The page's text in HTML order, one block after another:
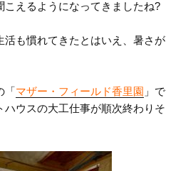
こえるようになってきましたね?
活も慣れてきたとはいえ、暑さが
「マザー・フィールド香里園 」で
ハウスの大工仕事が順次終わりそ